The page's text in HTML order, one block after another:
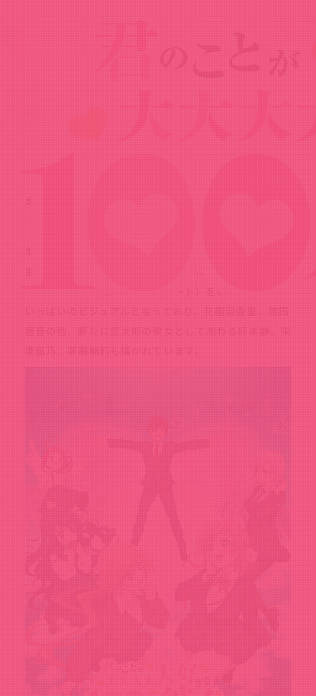
News
キービジュアル＆PV第1弾を公開！
キービジュアルを公開しました！
主人公の愛城恋太郎を中心に、彼女たちの輪によって形
作られる桁外れに壮大な愛（ハート）を表現した、幸せ
いっぱいのビジュアルとなっており、花園羽香里、院田
唐音の他、新たに恋太郎の彼女として加わる好本静、栄
逢凪乃、薬膳楠莉も描かれています。